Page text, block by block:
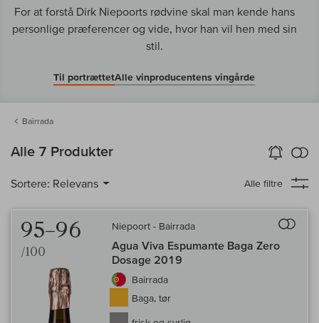
For at forstå Dirk Niepoorts rødvine skal man kende hans
personlige præferencer og vide, hvor han vil hen med sin
stil.
Til portrættetAlle vinproducentens vingårde
Bairrada
Alle 7 Produkter Vin-Alarm
aktiver
Sortere: Relevans Alle filtre
95–96
/100
Niepoort - Bairrada
Agua Viva Espumante Baga Zero
Dosage 2019
Bairrada
Baga, tør